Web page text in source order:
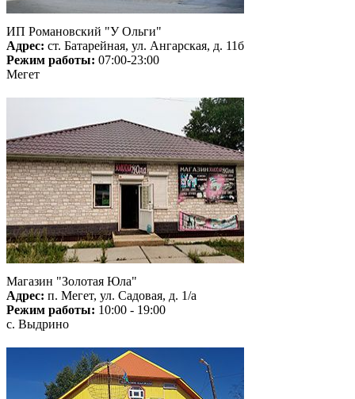
ИП Романовский "У Ольги"
Адрес: ст. Батарейная, ул. Ангарская, д. 11б
Режим работы: 07:00-23:00
Мегет
Магазин "Золотая Юла"
Адрес: п. Мегет, ул. Садовая, д. 1/а
Режим работы: 10:00 - 19:00
с. Выдрино